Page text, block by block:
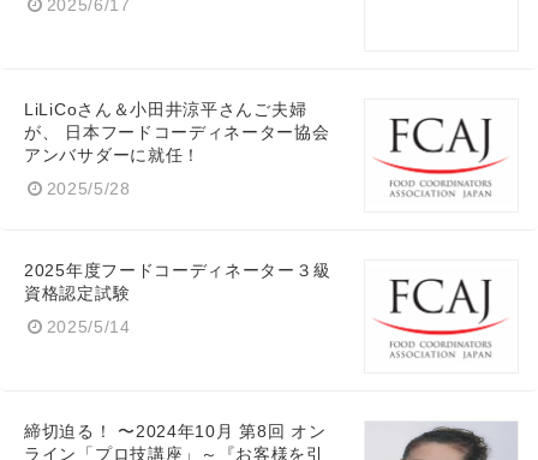
2025/6/17
LiLiCoさん＆小田井涼平さんご夫婦
が、 日本フードコーディネーター協会
アンバサダーに就任！
2025/5/28
2025年度フードコーディネーター３級
資格認定試験
2025/5/14
締切迫る！ 〜2024年10月 第8回 オン
ライン「プロ技講座」～『お客様を引